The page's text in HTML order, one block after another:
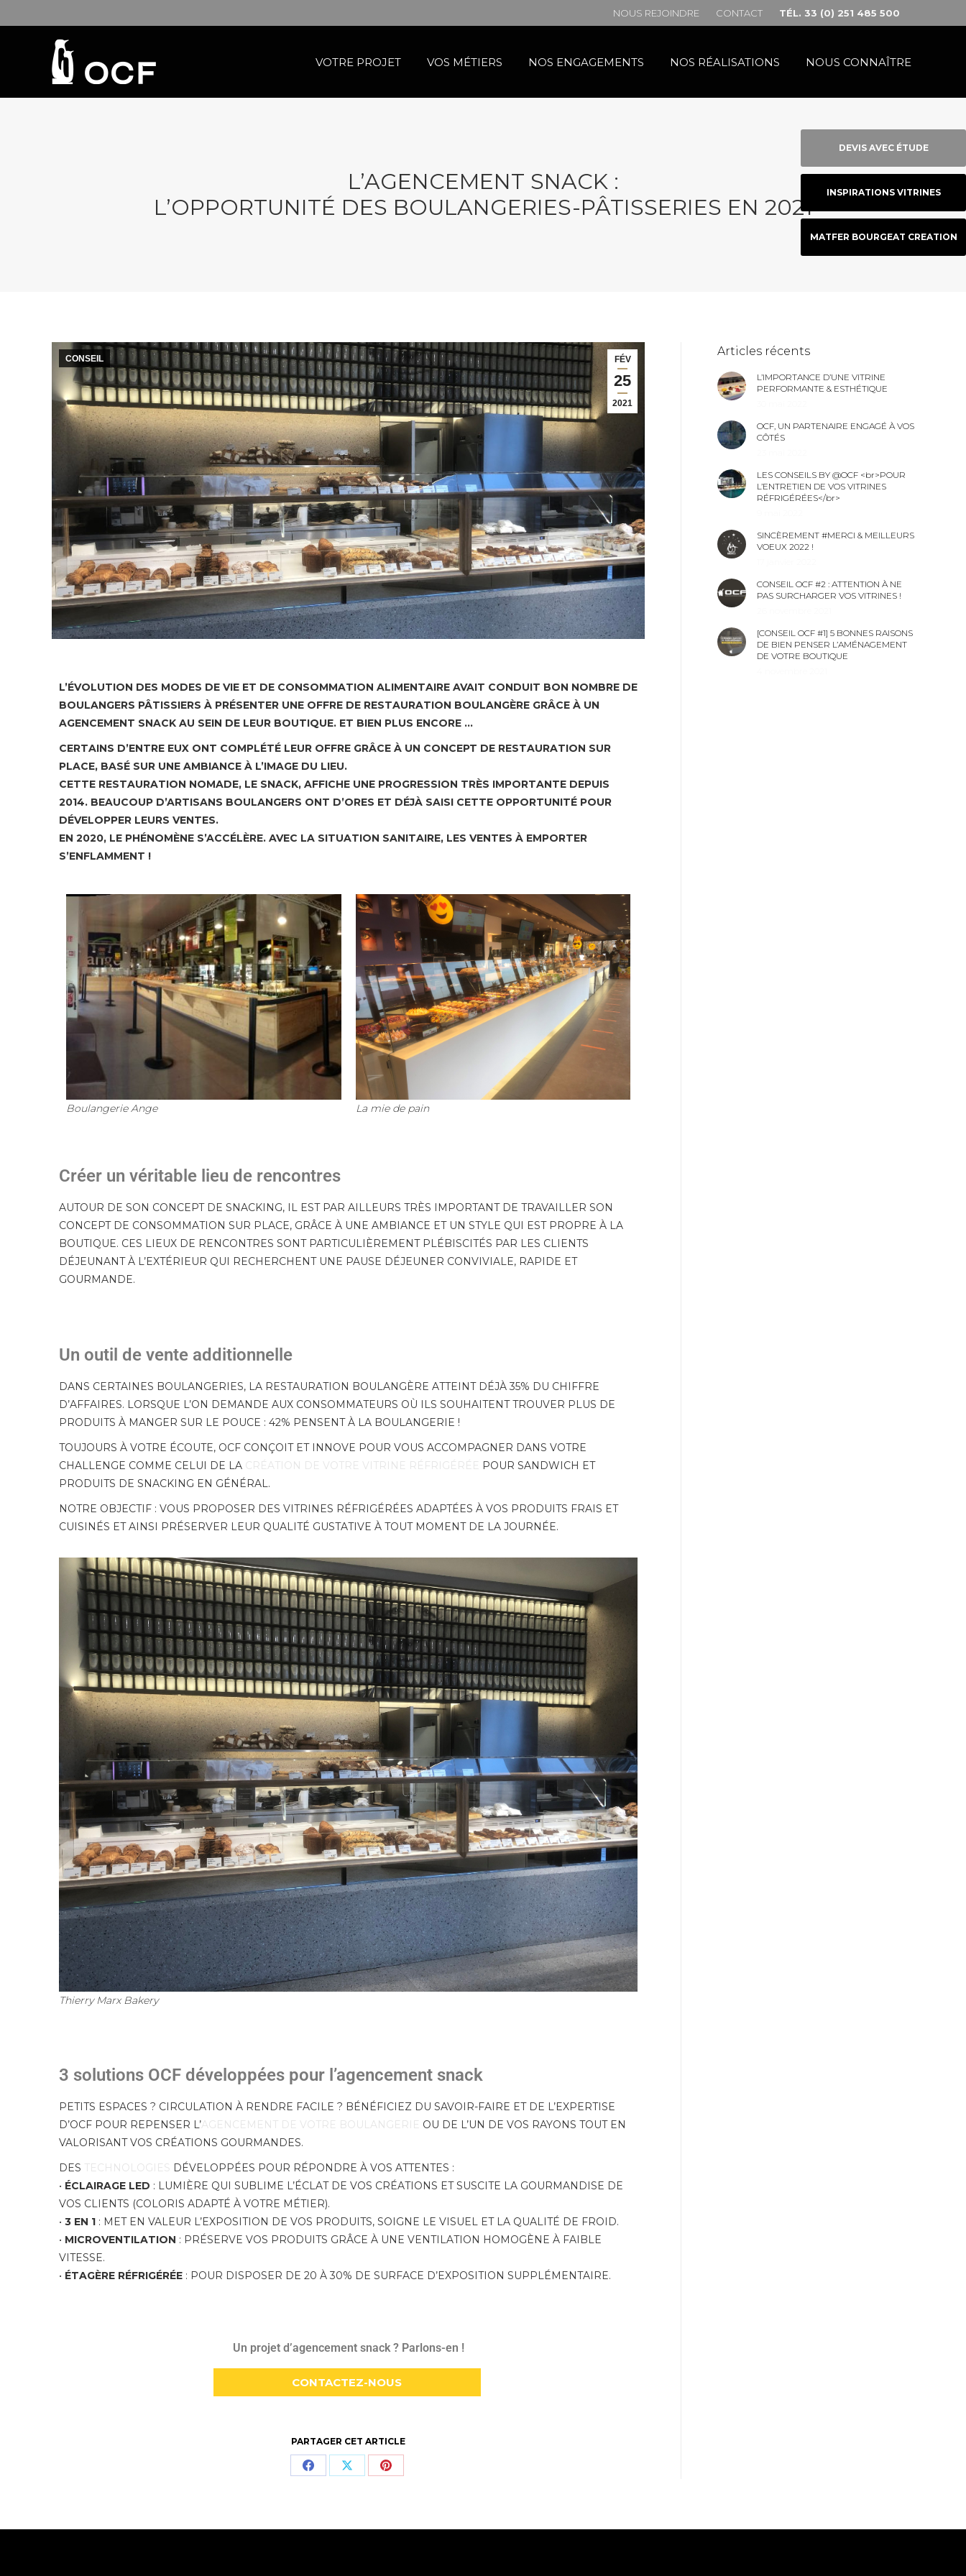
NOUS REJOINDRE CONTACT TÉL. 33 (0) 251 485 500
VOTRE PROJET VOS MÉTIERS NOS ENGAGEMENTS NOS RÉALISATIONS NOUS CONNAÎTRE
L’AGENCEMENT SNACK :
L’OPPORTUNITÉ DES BOULANGERIES-PÂTISSERIES EN 2021
FÉV
25
2021
CONSEIL
L’ÉVOLUTION DES MODES DE VIE ET DE CONSOMMATION ALIMENTAIRE AVAIT CONDUIT BON NOMBRE DE
BOULANGERS PÂTISSIERS À PRÉSENTER UNE OFFRE DE RESTAURATION BOULANGÈRE GRÂCE À UN
AGENCEMENT SNACK AU SEIN DE LEUR BOUTIQUE. ET BIEN PLUS ENCORE …
CERTAINS D’ENTRE EUX ONT COMPLÉTÉ LEUR OFFRE GRÂCE À UN CONCEPT DE RESTAURATION SUR
PLACE, BASÉ SUR UNE AMBIANCE À L’IMAGE DU LIEU.
CETTE RESTAURATION NOMADE, LE SNACK, AFFICHE UNE PROGRESSION TRÈS IMPORTANTE DEPUIS
2014. BEAUCOUP D’ARTISANS BOULANGERS ONT D’ORES ET DÉJÀ SAISI CETTE OPPORTUNITÉ POUR
DÉVELOPPER LEURS VENTES.
EN 2020, LE PHÉNOMÈNE S’ACCÉLÈRE. AVEC LA SITUATION SANITAIRE, LES VENTES À EMPORTER
S’ENFLAMMENT !
Boulangerie Ange La mie de pain
Créer un véritable lieu de rencontres
AUTOUR DE SON CONCEPT DE SNACKING, IL EST PAR AILLEURS TRÈS IMPORTANT DE TRAVAILLER SON
CONCEPT DE CONSOMMATION SUR PLACE, GRÂCE À UNE AMBIANCE ET UN STYLE QUI EST PROPRE À LA
BOUTIQUE. CES LIEUX DE RENCONTRES SONT PARTICULIÈREMENT PLÉBISCITÉS PAR LES CLIENTS
DÉJEUNANT À L’EXTÉRIEUR QUI RECHERCHENT UNE PAUSE DÉJEUNER CONVIVIALE, RAPIDE ET
GOURMANDE.
Un outil de vente additionnelle
DANS CERTAINES BOULANGERIES, LA RESTAURATION BOULANGÈRE ATTEINT DÉJÀ 35% DU CHIFFRE
D’AFFAIRES. LORSQUE L’ON DEMANDE AUX CONSOMMATEURS OÙ ILS SOUHAITENT TROUVER PLUS DE
PRODUITS À MANGER SUR LE POUCE : 42% PENSENT À LA BOULANGERIE !
TOUJOURS À VOTRE ÉCOUTE, OCF CONÇOIT ET INNOVE POUR VOUS ACCOMPAGNER DANS VOTRE
CHALLENGE COMME CELUI DE LA CRÉATION DE VOTRE VITRINE RÉFRIGÉRÉE POUR SANDWICH ET
PRODUITS DE SNACKING EN GÉNÉRAL.
NOTRE OBJECTIF : VOUS PROPOSER DES VITRINES RÉFRIGÉRÉES ADAPTÉES À VOS PRODUITS FRAIS ET
CUISINÉS ET AINSI PRÉSERVER LEUR QUALITÉ GUSTATIVE À TOUT MOMENT DE LA JOURNÉE.
Thierry Marx Bakery
3 solutions OCF développées pour l’agencement snack
PETITS ESPACES ? CIRCULATION À RENDRE FACILE ? BÉNÉFICIEZ DU SAVOIR-FAIRE ET DE L’EXPERTISE
D’OCF POUR REPENSER L’AGENCEMENT DE VOTRE BOULANGERIE OU DE L’UN DE VOS RAYONS TOUT EN
VALORISANT VOS CRÉATIONS GOURMANDES.
DES TECHNOLOGIES DÉVELOPPÉES POUR RÉPONDRE À VOS ATTENTES :
• ÉCLAIRAGE LED : LUMIÈRE QUI SUBLIME L’ÉCLAT DE VOS CRÉATIONS ET SUSCITE LA GOURMANDISE DE
VOS CLIENTS (COLORIS ADAPTÉ À VOTRE MÉTIER).
• 3 EN 1 : MET EN VALEUR L’EXPOSITION DE VOS PRODUITS, SOIGNE LE VISUEL ET LA QUALITÉ DE FROID.
• MICROVENTILATION : PRÉSERVE VOS PRODUITS GRÂCE À UNE VENTILATION HOMOGÈNE À FAIBLE
VITESSE.
• ÉTAGÈRE RÉFRIGÉRÉE : POUR DISPOSER DE 20 À 30% DE SURFACE D’EXPOSITION SUPPLÉMENTAIRE.
Un projet d’agencement snack ? Parlons-en !
CONTACTEZ-NOUS
PARTAGER CET ARTICLE
Articles récents
L’IMPORTANCE D’UNE VITRINE
PERFORMANTE & ESTHÉTIQUE
OCF, UN PARTENAIRE ENGAGÉ À VOS
CÔTÉS
LES CONSEILS BY @OCF <br>POUR
L’ENTRETIEN DE VOS VITRINES
RÉFRIGÉRÉES</br>
SINCÈREMENT #MERCI & MEILLEURS
VOEUX 2022 !
CONSEIL OCF #2 : ATTENTION À NE
PAS SURCHARGER VOS VITRINES !
[CONSEIL OCF #1] 5 BONNES RAISONS
DE BIEN PENSER L’AMÉNAGEMENT
DE VOTRE BOUTIQUE
DEVIS AVEC ÉTUDE
INSPIRATIONS VITRINES
MATFER BOURGEAT CREATION